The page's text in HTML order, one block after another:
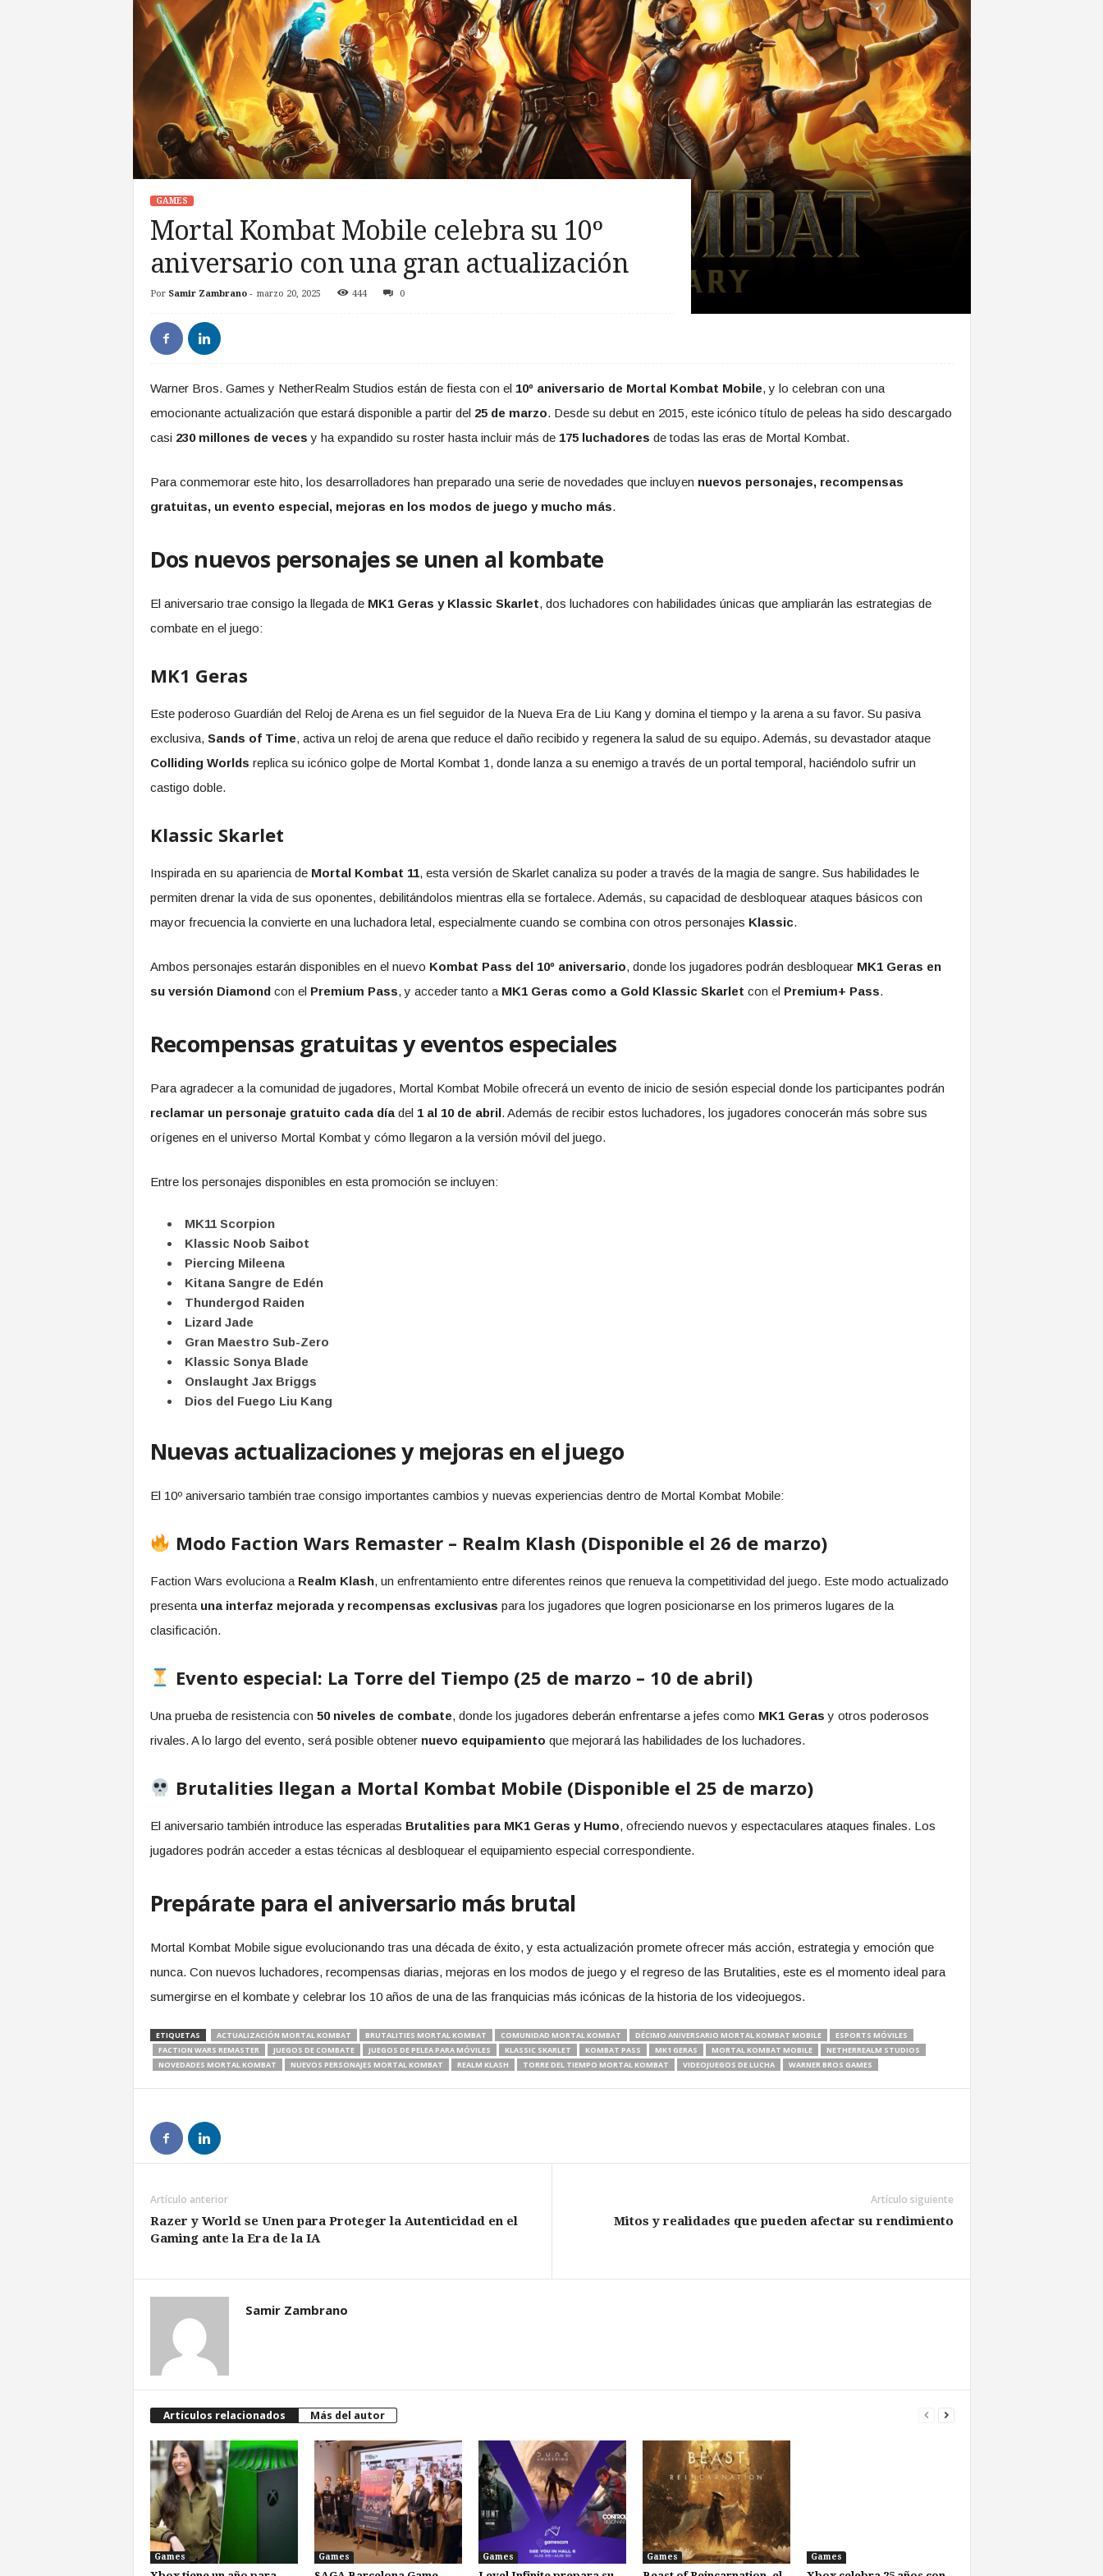
GAMES
Mortal Kombat Mobile celebra su 10º
aniversario con una gran actualización
Por Samir Zambrano- marzo 20, 2025 444 0
Warner Bros. Games y NetherRealm Studios están de fiesta con el 10º aniversario de Mortal Kombat Mobile, y lo celebran con una
emocionante actualización que estará disponible a partir del 25 de marzo. Desde su debut en 2015, este icónico título de peleas ha sido descargado
casi 230 millones de veces y ha expandido su roster hasta incluir más de 175 luchadores de todas las eras de Mortal Kombat.
Para conmemorar este hito, los desarrolladores han preparado una serie de novedades que incluyen nuevos personajes, recompensas
gratuitas, un evento especial, mejoras en los modos de juego y mucho más.
Dos nuevos personajes se unen al kombate
El aniversario trae consigo la llegada de MK1 Geras y Klassic Skarlet, dos luchadores con habilidades únicas que ampliarán las estrategias de
combate en el juego:
MK1 Geras
Este poderoso Guardián del Reloj de Arena es un fiel seguidor de la Nueva Era de Liu Kang y domina el tiempo y la arena a su favor. Su pasiva
exclusiva, Sands of Time, activa un reloj de arena que reduce el daño recibido y regenera la salud de su equipo. Además, su devastador ataque
Colliding Worlds replica su icónico golpe de Mortal Kombat 1, donde lanza a su enemigo a través de un portal temporal, haciéndolo sufrir un
castigo doble.
Klassic Skarlet
Inspirada en su apariencia de Mortal Kombat 11, esta versión de Skarlet canaliza su poder a través de la magia de sangre. Sus habilidades le
permiten drenar la vida de sus oponentes, debilitándolos mientras ella se fortalece. Además, su capacidad de desbloquear ataques básicos con
mayor frecuencia la convierte en una luchadora letal, especialmente cuando se combina con otros personajes Klassic.
Ambos personajes estarán disponibles en el nuevo Kombat Pass del 10º aniversario, donde los jugadores podrán desbloquear MK1 Geras en
su versión Diamondcon el Premium Pass, y acceder tanto a MK1 Geras como a Gold Klassic Skarlet con el Premium+ Pass.
Recompensas gratuitas y eventos especiales
Para agradecer a la comunidad de jugadores, Mortal Kombat Mobile ofrecerá un evento de inicio de sesión especial donde los participantes podrán
reclamar un personaje gratuito cada díadel 1 al 10 de abril. Además de recibir estos luchadores, los jugadores conocerán más sobre sus
orígenes en el universo Mortal Kombat y cómo llegaron a la versión móvil del juego.
Entre los personajes disponibles en esta promoción se incluyen:
MK11 Scorpion
Klassic Noob Saibot
Piercing Mileena
Kitana Sangre de Edén
Thundergod Raiden
Lizard Jade
Gran Maestro Sub-Zero
Klassic Sonya Blade
Onslaught Jax Briggs
Dios del Fuego Liu Kang
Nuevas actualizaciones y mejoras en el juego
El 10º aniversario también trae consigo importantes cambios y nuevas experiencias dentro de Mortal Kombat Mobile:
Modo Faction Wars Remaster – Realm Klash (Disponible el 26 de marzo)
Faction Wars evoluciona a Realm Klash, un enfrentamiento entre diferentes reinos que renueva la competitividad del juego. Este modo actualizado
presenta una interfaz mejorada y recompensas exclusivas para los jugadores que logren posicionarse en los primeros lugares de la
clasificación.
Evento especial: La Torre del Tiempo (25 de marzo – 10 de abril)
Una prueba de resistencia con 50 niveles de combate, donde los jugadores deberán enfrentarse a jefes como MK1 Geras y otros poderosos
rivales. A lo largo del evento, será posible obtener nuevo equipamiento que mejorará las habilidades de los luchadores.
Brutalities llegan a Mortal Kombat Mobile (Disponible el 25 de marzo)
El aniversario también introduce las esperadas Brutalities para MK1 Geras y Humo, ofreciendo nuevos y espectaculares ataques finales. Los
jugadores podrán acceder a estas técnicas al desbloquear el equipamiento especial correspondiente.
Prepárate para el aniversario más brutal
Mortal Kombat Mobile sigue evolucionando tras una década de éxito, y esta actualización promete ofrecer más acción, estrategia y emoción que
nunca. Con nuevos luchadores, recompensas diarias, mejoras en los modos de juego y el regreso de las Brutalities, este es el momento ideal para
sumergirse en el kombate y celebrar los 10 años de una de las franquicias más icónicas de la historia de los videojuegos.
ETIQUETAS ACTUALIZACIÓN MORTAL KOMBAT BRUTALITIES MORTAL KOMBAT COMUNIDAD MORTAL KOMBAT DÉCIMO ANIVERSARIO MORTAL KOMBAT MOBILE
ESPORTS MÓVILES
FACTION WARS REMASTER
JUEGOS DE COMBATE JUEGOS DE PELEA PARA MÓVILES KLASSIC SKARLET KOMBAT PASS MK1 GERAS MORTAL KOMBAT MOBILE
NETHERREALM STUDIOS
NOVEDADES MORTAL KOMBAT
NUEVOS PERSONAJES MORTAL KOMBAT REALM KLASH TORRE DEL TIEMPO MORTAL KOMBAT VIDEOJUEGOS DE LUCHA WARNER BROS GAMES
Artículo anterior
Razer y World se Unen para Proteger la Autenticidad en el
Gaming ante la Era de la IA
Artículo siguiente
Mitos y realidades que pueden afectar su rendimiento
Samir Zambrano
Artículos relacionados Más del autor
Games Games Games Games Games